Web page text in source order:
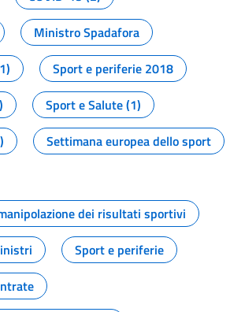
Ministro Spadafora
Sport e periferie 2018
Sport e Salute (1)
Settimana europea dello sport
dei risultati sportivi
Sport e periferie